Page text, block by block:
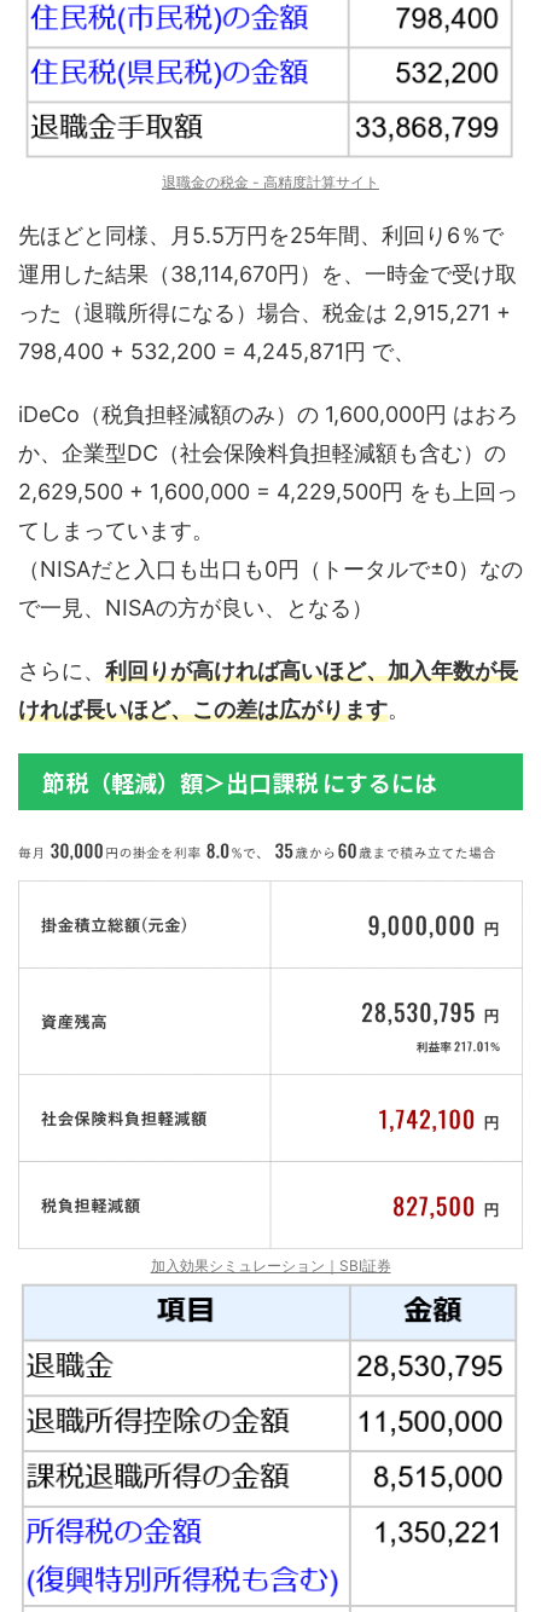
退職金の税金 - 高精度計算サイト
先ほどと同様、月5.5万円を25年間、利回り6％で
運用した結果（38,114,670円）を、一時金で受け取
った（退職所得になる）場合、税金は 2,915,271 +
798,400 + 532,200 = 4,245,871円 で、
iDeCo（税負担軽減額のみ）の 1,600,000円 はおろ
か、企業型DC（社会保険料負担軽減額も含む）の
2,629,500 + 1,600,000 = 4,229,500円 をも上回っ
てしまっています。
（NISAだと入口も出口も0円（トータルで±0）なの
で一見、NISAの方が良い、となる）
さらに、 利回りが高ければ高いほど、加入年数が長
ければ長いほど、この差は広がります。
節税（軽減）額＞出口課税 にするには
加入効果シミュレーション｜SBI証券